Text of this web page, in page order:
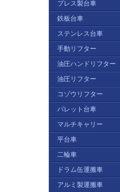
プレス製台車
鉄板台車
ステンレス台車
手動リフター
油圧ハンドリフター
油圧リフター
コゾウリフター
パレット台車
マルチキャリー
平台車
二輪車
ドラム缶運搬車
アルミ製運搬車